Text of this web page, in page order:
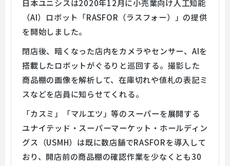
日本ユニシスは2020年12月に小売業向け人工知能
（AI）ロボット「RASFOR（ラスフォー）」の提供
を開始しました。
閉店後、暗くなった店内をカメラやセンサー、AIを
搭載したロボットがぐるりと巡回する。撮影した
商品棚の画像を解析して、在庫切れや値札の表記ミ
スなどを店員に知らせてくれる。
「カスミ」「マルエツ」等のスーパーを展開する
ユナイテッド・スーパーマーケット・ホールディン
グス（USMH）は既に数店舗でRASFORを導入して
おり、開店前の商品棚の確認作業を少なくとも30